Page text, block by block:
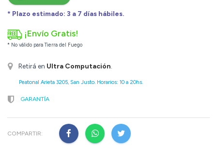
* Plazo estimado: 3 a 7 días hábiles.
¡Envío Gratis!
* No válido para Tierra del Fuego
Retirá en Ultra Computación.
Peatonal Arieta 3205, San Justo. Horarios: 10 a 20hs.
GARANTÍA
COMPARTIR: